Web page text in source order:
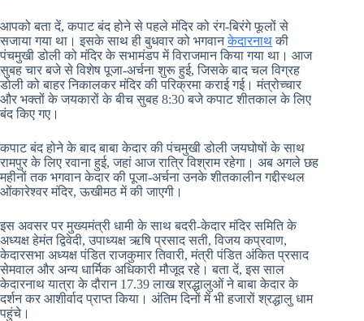
आपको बता दें, कपाट बंद होने से पहले मंदिर को रंग-बिरंगे फूलों से
सजाया गया था। इसके साथ ही बुधवार को भगवानकेदारनाथकी
पंचमुखी डोली को मंदिर के सभामंडप में विराजमान किया गया था। आज
सुबह चार बजे से विशेष पूजा-अर्चना शुरू हुई, जिसके बाद चल विग्रह
डोली को बाहर निकालकर मंदिर की परिक्रमा कराई गई। मंत्रोच्चार
और भक्तों के जयकारों के बीच सुबह 8:30 बजे कपाट शीतकाल के लिए
बंद किए गए।
कपाट बंद होने के बाद बाबा केदार की पंचमुखी डोली जयघोषों के साथ
रामपुर के लिए रवाना हुई, जहां आज रात्रि विश्राम रहेगा। अब अगले छह
महीनों तक भगवान केदार की पूजा-अर्चना उनके शीतकालीन गद्दीस्थल
ओंकारेश्वर मंदिर, ऊखीमठ में की जाएगी।
इस अवसर पर मुख्यमंत्री धामी के साथ बदरी-केदार मंदिर समिति के
अध्यक्ष हेमंत द्विवेदी, उपाध्यक्ष ऋषि प्रसाद सती, विजय कप्रवाण,
केदारसभा अध्यक्ष पंडित राजकुमार तिवारी, मंत्री पंडित अंकित प्रसाद
सेमवाल और अन्य धार्मिक अधिकारी मौजूद रहे। बता दें, इस साल
केदारनाथ यात्रा के दौरान 17.39 लाख श्रद्धालुओं ने बाबा केदार के
दर्शन कर आशीर्वाद प्राप्त किया। अंतिम दिनों में भी हजारों श्रद्धालु धाम
पहुंचे।